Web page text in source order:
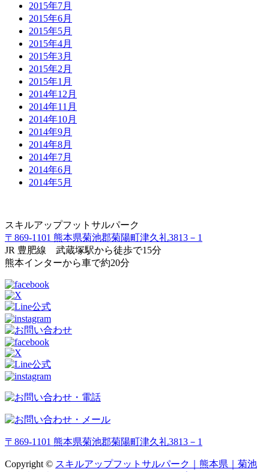
2015年7月
2015年6月
2015年5月
2015年4月
2015年3月
2015年2月
2015年1月
2014年12月
2014年11月
2014年10月
2014年9月
2014年8月
2014年7月
2014年6月
2014年5月
スキルアップフットサルパーク
〒869-1101 熊本県菊池郡菊陽町津久礼3813－1
JR 豊肥線 武蔵塚駅から徒歩で15分
熊本インターから車で約20分
〒869-1101 熊本県菊池郡菊陽町津久礼3813－1
Copyright © スキルアップフットサルパーク｜熊本県｜菊池